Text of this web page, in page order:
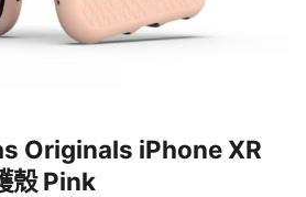
Originals iPhone XR
殼 Pink